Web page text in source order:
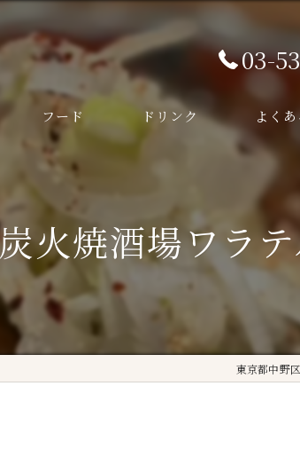
03-
フード ドリンク よく
火焼酒場ワラ
東京都中野